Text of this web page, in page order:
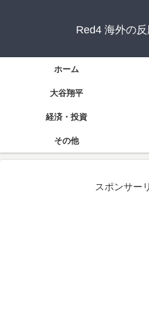
Red4 海外の
ホーム
大谷翔平
経済・投資
その他
スポンサー